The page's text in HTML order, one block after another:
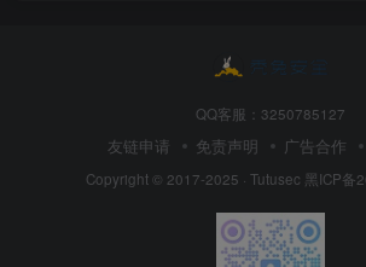
QQ客服：3250785127
友链申请 免责声明 广告合作
Copyright © 2017-2025 · Tutusec 黑ICP备